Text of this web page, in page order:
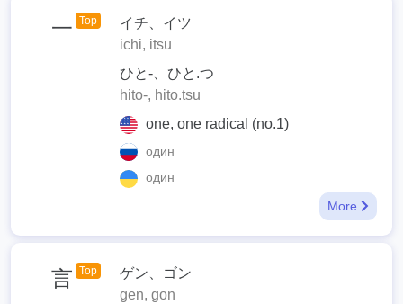
一 Top
イチ、イツ
ichi, itsu
ひと-、ひと.つ
hito-, hito.tsu
one, one radical (no.1)
один
один
More
言 Top
ゲン、ゴン
gen, gon